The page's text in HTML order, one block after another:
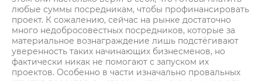
любые суммы посредникам, чтобы профинансировать
проект. К сожалению, сейчас на рынке достаточно
много недобросовестных посредников, которые за
материальное вознаграждение лишь подстёгивают
уверенность таких начинающих бизнесменов, но
фактически никак не помогают с запуском их
проектов. Особенно в части изначально провальных